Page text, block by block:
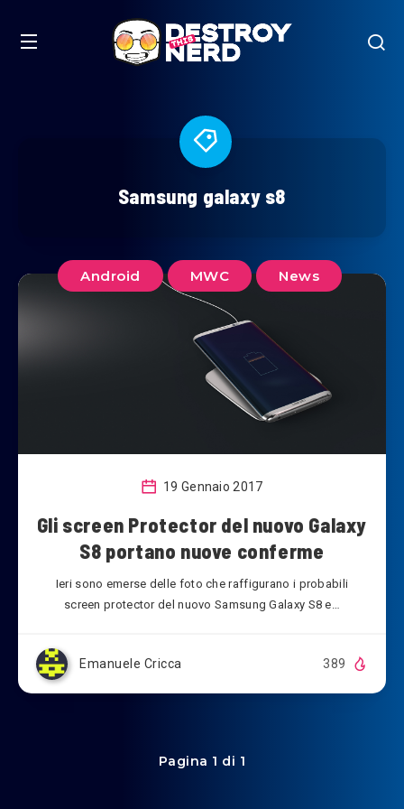
Samsung galaxy s8
Android MWC News
19 Gennaio 2017
Gli screen Protector del nuovo Galaxy
S8 portano nuove conferme
Ieri sono emerse delle foto che raffigurano i probabili
screen protector del nuovo Samsung Galaxy S8 e…
Emanuele Cricca 389
Pagina 1 di 1